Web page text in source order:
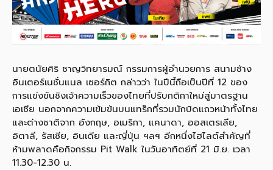
นายตนัยศิริ ชาญวิทยารมณ์ กรรมการผู้อำนวยการ สนามช้าง
อินเตอร์เนชั่นแนล เซอร์กิต กล่าวว่า ในปีนี้ถือเป็นปีที่ 12 ของ
การแข่งขันชิงเจ้าความเร็วของไทยที่ปรับกติกาใหม่สู่มาตรฐาน
เอเชีย นอกจากความเข้มข้นบนแทร็กที่รวมนักบิดแถวหน้าทั้งไทย
และต่างชาติจาก อังกฤษ, อเมริกา, แคนาดา, ออสเตรเลีย,
อิตาลี, รัสเซีย, อินเดีย และญี่ปุ่น ฯลฯ อีกหนึ่งไฮไลต์สำคัญที่
ห้ามพลาดคือกิจกรรม Pit Walk ในวันอาทิตย์ที่ 21 มิ.ย. เวลา
11.30-12.30 น.